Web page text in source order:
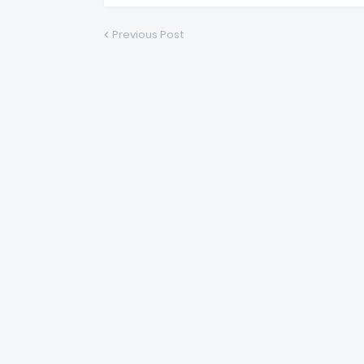
Previous Post